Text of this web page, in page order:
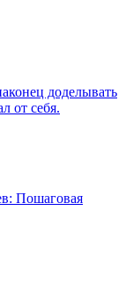
доделывать
от себя.
Пошаговая